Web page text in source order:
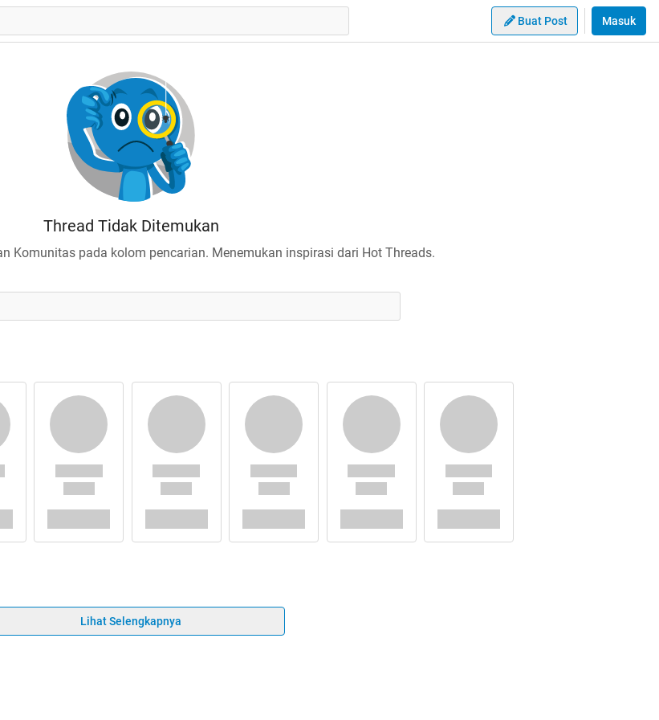
Buat Post Masuk
Thread Tidak Ditemukan
Komunitas pada kolom pencarian. Menemukan inspirasi dari Hot Threads.
Lihat Selengkapnya